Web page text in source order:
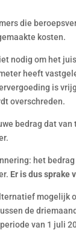
die
kosten.
nodig om het
heeft
is
overschreden.
bedrag dat van
het
Er is dus sprake
mogelijk
de
van 1 juli